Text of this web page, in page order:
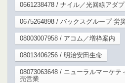
0661238478 / ナイル／光回線アダ
0675264898 / バックスグループ-労
08003007958 / アコム／増枠案内
08013406256 / 明治安田生命
08073063648 / ニューラルマーケテ
売営業